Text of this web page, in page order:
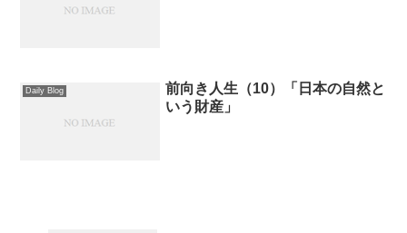
Daily Blog
前向き人生（10）「日本の自然と
いう財産」